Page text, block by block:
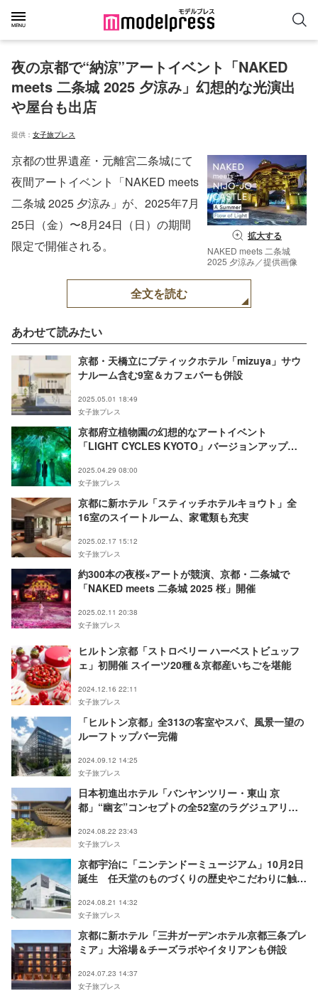
夜の京都で“納涼”アートイベント「NAKED
meets 二条城 2025 夕涼み」幻想的な光演出
や屋台も出店
提供： 女子旅プレス
拡大する
NAKED meets 二条城
2025 夕涼み／提供画像
京都の世界遺産・元離宮二条城にて
夜間アートイベント「NAKED meets
二条城 2025 夕涼み」が、2025年7月
25日（金）〜8月24日（日）の期間
限定で開催される。
全文を読む
あわせて読みたい
京都・天橋立にブティックホテル「mizuya」サウ
ナルーム含む9室＆カフェバーも併設
2025.05.01 18:49
女子旅プレス
京都府立植物園の幻想的なアートイベント
「LIGHT CYCLES KYOTO」バージョンアップし
2025.04.29 08:00
女子旅プレス
京都に新ホテル「スティッチホテルキョウト」全
16室のスイートルーム、家電類も充実
2025.02.17 15:12
女子旅プレス
約300本の夜桜×アートが競演、京都・二条城で
「NAKED meets 二条城 2025 桜」開催
2025.02.11 20:38
女子旅プレス
ヒルトン京都「ストロベリー ハーベストビュッフ
ェ」初開催 スイーツ20種＆京都産いちごを堪能
2024.12.16 22:11
女子旅プレス
「ヒルトン京都」全313の客室やスパ、風景一望の
ルーフトップバー完備
2024.09.12 14:25
女子旅プレス
日本初進出ホテル「バンヤンツリー・東山 京
都」“幽玄”コンセプトの全52室のラグジュアリー
2024.08.22 23:43
女子旅プレス
京都宇治に「ニンテンドーミュージアム」10月2日
誕生 任天堂のものづくりの歴史やこだわりに触れ
2024.08.21 14:32
女子旅プレス
京都に新ホテル「三井ガーデンホテル京都三条プレ
ミア」大浴場＆チーズラボやイタリアンも併設
2024.07.23 14:37
女子旅プレス